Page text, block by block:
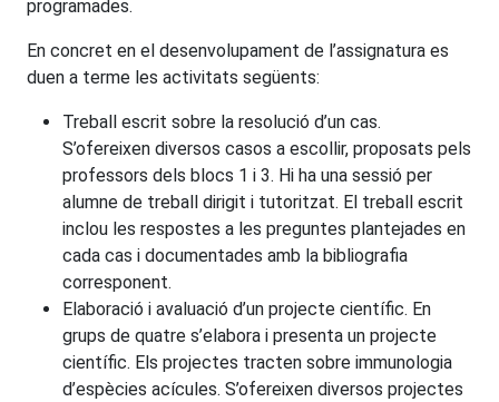
programades.
En concret en el desenvolupament de l’assignatura es
duen a terme les activitats següents:
Treball escrit sobre la resolució d’un cas.
S’ofereixen diversos casos a escollir, proposats pels
professors dels blocs 1 i 3. Hi ha una sessió per
alumne de treball dirigit i tutoritzat. El treball escrit
inclou les respostes a les preguntes plantejades en
cada cas i documentades amb la bibliografia
corresponent.
Elaboració i avaluació d’un projecte científic. En
grups de quatre s’elabora i presenta un projecte
científic. Els projectes tracten sobre immunologia
d’espècies acícules. S’ofereixen diversos projectes